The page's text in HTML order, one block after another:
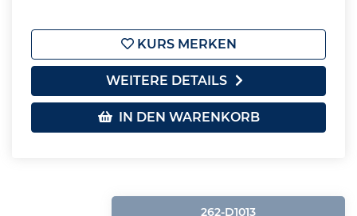
KURS MERKEN
WEITERE DETAILS
IN DEN WARENKORB
262-D1013